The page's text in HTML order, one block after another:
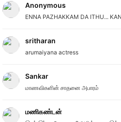
Anonymous
ENNA PAZHAKKAM DA ITHU...
sritharan
arumaiyana actress
Sankar
மாணவிகளின் சாதனை அபாரம்
மணிகண்டன்